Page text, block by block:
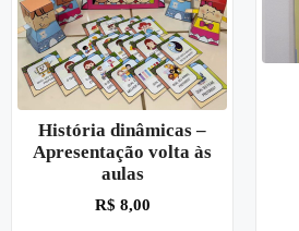
História dinâmicas –
Apresentação volta às
aulas
R$ 8,00